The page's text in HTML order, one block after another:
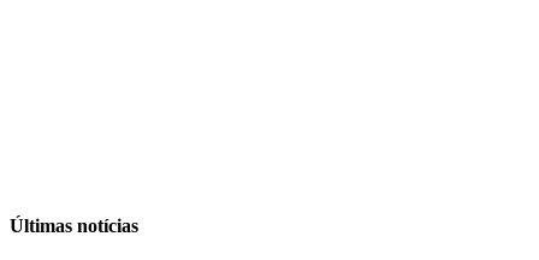
Últimas notícias